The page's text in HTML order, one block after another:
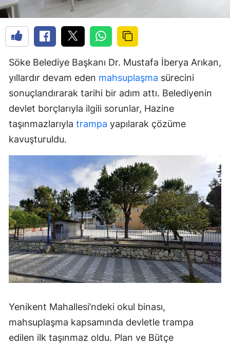
Söke Belediye Başkanı Dr. Mustafa İberya Arıkan,
yıllardır devam eden mahsuplaşma sürecini
sonuçlandırarak tarihi bir adım attı. Belediyenin
devlet borçlarıyla ilgili sorunlar, Hazine
taşınmazlarıyla trampa yapılarak çözüme
kavuşturuldu.
Yenikent Mahallesi’ndeki okul binası,
mahsuplaşma kapsamında devletle trampa
edilen ilk taşınmaz oldu. Plan ve Bütçe